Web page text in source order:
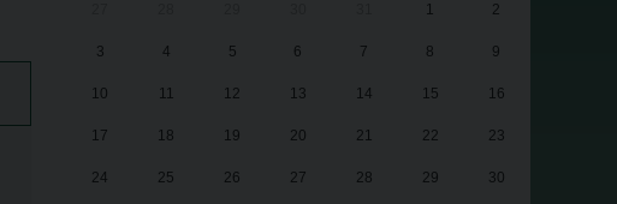
1 2
3 4 5 6 7 8 9
10 11 12 13 14 15 16
17 18 19 20 21 22 23
24 25 26 27 28 29 30